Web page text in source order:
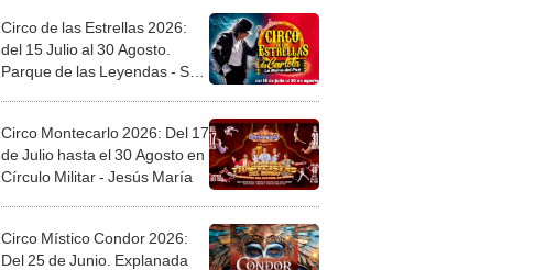
Circo de las Estrellas 2026:
del 15 Julio al 30 Agosto.
Parque de las Leyendas - San
Circo Montecarlo 2026: Del 17
de Julio hasta el 30 Agosto en
Círculo Militar - Jesús María
Circo Místico Condor 2026:
Del 25 de Junio. Explanada